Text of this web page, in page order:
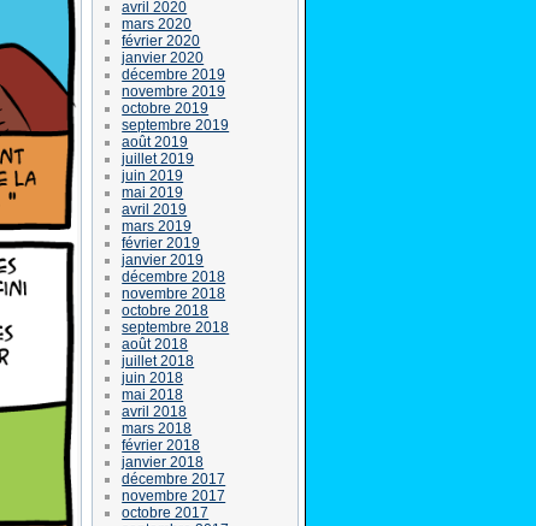
avril 2020
mars 2020
février 2020
janvier 2020
décembre 2019
novembre 2019
octobre 2019
septembre 2019
août 2019
juillet 2019
juin 2019
mai 2019
avril 2019
mars 2019
février 2019
janvier 2019
décembre 2018
novembre 2018
octobre 2018
septembre 2018
août 2018
juillet 2018
juin 2018
mai 2018
avril 2018
mars 2018
février 2018
janvier 2018
décembre 2017
novembre 2017
octobre 2017